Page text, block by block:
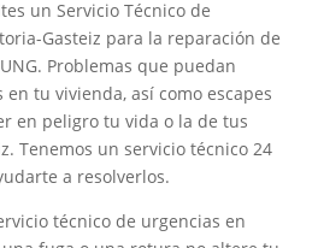
un Servicio Técnico de
Gasteiz para la reparación de
Problemas que puedan
tu vivienda, así como escapes
en peligro tu vida o la de tus
Tenemos un servicio técnico 24
a resolverlos.
técnico de urgencias en